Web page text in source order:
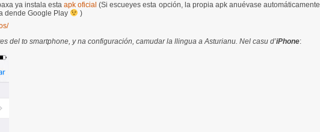
ya instala esta apk oficial (Si escueyes esta opción, la propia apk anuévase automáticamente
dende Google Play
)
del to smartphone, y na configuración, camudar la llingua a Asturianu. Nel casu d’iPhone: